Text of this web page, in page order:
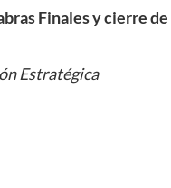
Finales y cierre
Estratégica